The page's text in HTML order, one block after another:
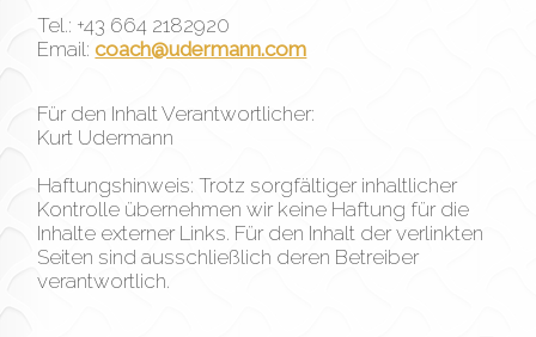
Tel.: +43 664 2182920
Email:coach@udermann.com
Für den Inhalt Verantwortlicher:
Kurt Udermann
Haftungshinweis: Trotz sorgfältiger inhaltlicher
Kontrolle übernehmen wir keine Haftung für die
Inhalte externer Links. Für den Inhalt der verlinkten
Seiten sind ausschließlich deren Betreiber
verantwortlich.